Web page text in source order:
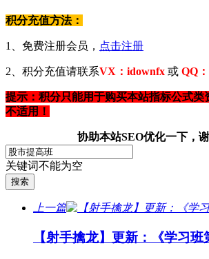
积分充值方法：
1、免费注册会员， 点击注册
2、积分充值请联系VX：idownfx 或 QQ
提示：积分只能用于购买本站指标公式类
不适用！
协助本站SEO优化一下，谢
关键词不能为空
上一篇
【射手擒龙】更新：《学习班